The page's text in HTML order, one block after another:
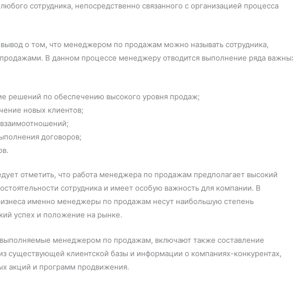
сотрудника, непосредственно связанного с организацией процесса
о том, что менеджером по продажам можно называть сотрудника,
В данном процессе менеджеру отводится выполнение ряда
решений по обеспечению высокого уровня продаж;
новых клиентов;
договоров;
отметить, что работа менеджера по продажам предполагает высокий
сотрудника и имеет особую важность для компании. В
именно менеджеры по продажам несут наибольшую степень
успех и положение на рынке.
менеджером по продажам, включают также составление
существующей клиентской базы и информации о компаниях-конкурентах,
акций и программ продвижения.